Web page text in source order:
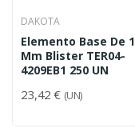
DAKOTA
Elemento Base De 1
Mm Blister TER04-
4209EB1 250 UN
23,42 € (UN)